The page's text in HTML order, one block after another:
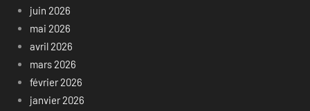
juin 2026
mai 2026
avril 2026
mars 2026
février 2026
janvier 2026